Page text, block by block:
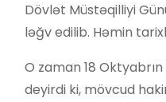
Dövlət Müstəqilliyi
ləğv edilib. Həmin
O zaman 18
deyirdi ki, mövcud